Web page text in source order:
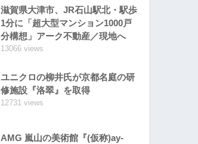
滋賀県大津市、JR石山駅北・駅歩
1分に「超大型マンション1000戸
分構想」アーク不動産／現地へ
13066 views
ユニクロの柳井氏が京都名庭の研
修施設『洛翠』を取得
12731 views
AMG 嵐山の美術館『(仮称)ay-